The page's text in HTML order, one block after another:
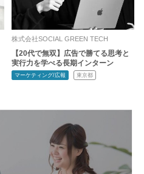
株式会社SOCIAL GREEN TECH
【20代で無双】広告で勝てる思考と
実行力を学べる長期インターン
マーケティング/広報 東京都